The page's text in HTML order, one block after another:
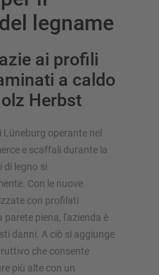
legname
ai profili
a caldo
Herbst
operante nel
e scaffali durante la
di legno si
Con le nuove
con profilati
piena, l'azienda è
danni. A ciò si aggiunge
che consente
più alte con un